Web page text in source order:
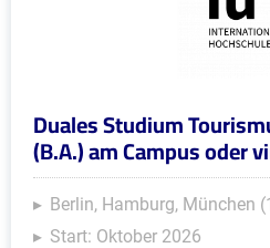
Duales Studium
(B.A.) am Campus oder
Berlin, Hamburg, München
Start: Oktober 2026